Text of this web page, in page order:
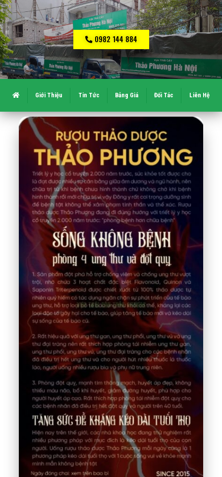
0982 144 884
Giới Thiệu Tin Tức Bảng Giá Đối Tác Liên Hệ